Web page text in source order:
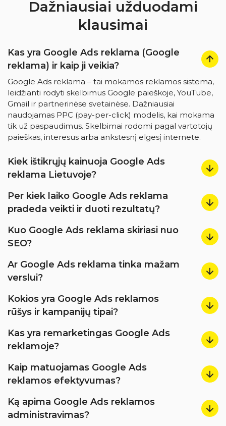
Dažniausiai užduodami
klausimai
Kas yra Google Ads reklama (Google
reklama) ir kaip ji veikia?
Google Ads reklama – tai mokamos reklamos sistema,
leidžianti rodyti skelbimus Google paieškoje, YouTube,
Gmail ir partnerinėse svetainėse. Dažniausiai
naudojamas PPC (pay-per-click) modelis, kai mokama
tik už paspaudimus. Skelbimai rodomi pagal vartotojų
paieškas, interesus arba ankstesnį elgesį internete.
Kiek ištikrųjų kainuoja Google Ads
reklama Lietuvoje?
Per kiek laiko Google Ads reklama
pradeda veikti ir duoti rezultatų?
Kuo Google Ads reklama skiriasi nuo
SEO?
Ar Google Ads reklama tinka mažam
verslui?
Kokios yra Google Ads reklamos
rūšys ir kampanijų tipai?
Kas yra remarketingas Google Ads
reklamoje?
Kaip matuojamas Google Ads
reklamos efektyvumas?
Ką apima Google Ads reklamos
administravimas?